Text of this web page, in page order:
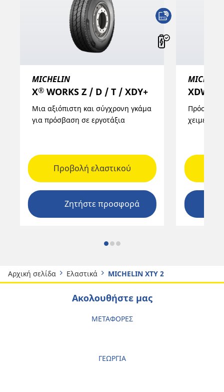
MICHELIN
X® WORKS Z / D / T / XDY+
Μια αξιόπιστη και σύγχρονη γκάμα
για πρόσβαση σε εργοτάξια
Προβολή ελαστικού
Ζητήστε προσφορά
XDW
Πρόσφυση
Αρχική σελίδα Ελαστικά MICHELIN XTY 2
Ακολουθήστε μας
ΜΕΤΑΦΟΡΕΣ
ΓΕΩΡΓΙΑ